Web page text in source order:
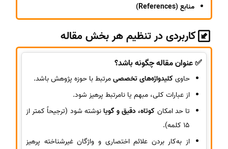
منابع (References)
کاربردی در تنظیم هر بخش مقاله
✅ عنوان مقاله چگونه باشد؟
حاوی کلیدواژه‌های تخصصیمرتبط با حوزه پژوهش باشد.
از عبارات کلی، مبهم یا نامرتبط پرهیز شود.
تا حد امکان کوتاه، دقیق و گویانوشته شود (ترجیحاً کمتر از
15 کلمه).
از به‌کار بردن علائم اختصاری و واژگان غیرشناخته پرهیز